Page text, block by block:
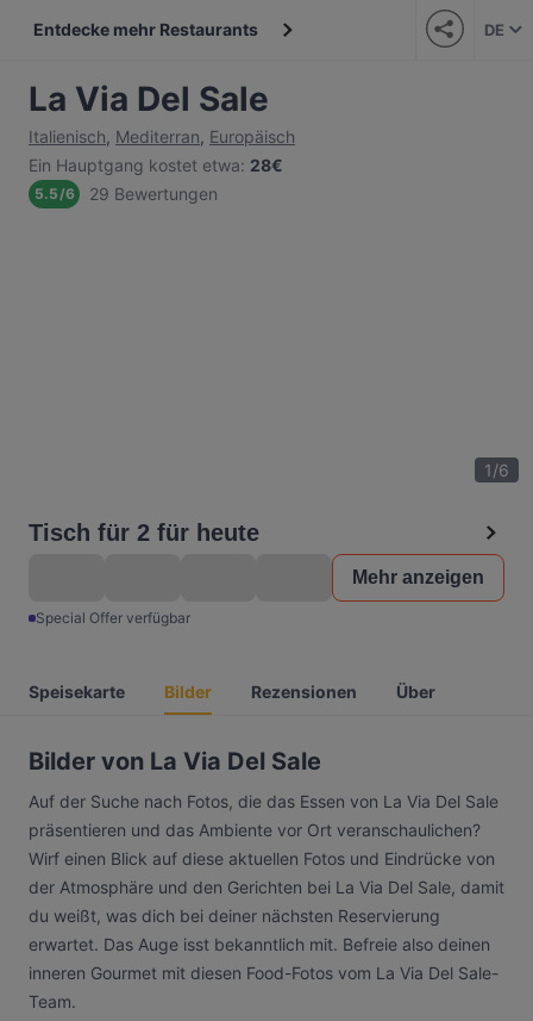
Entdecke mehr Restaurants DE
La Via Del Sale
Italienisch, Mediterran, Europäisch
Ein Hauptgang kostet etwa: 28€
5.5/6 29 Bewertungen
1/6
Tisch für 2 für heute
Mehr anzeigen
Special Offer verfügbar
Speisekarte Bilder Rezensionen Über
Bilder von La Via Del Sale
Auf der Suche nach Fotos, die das Essen von La Via Del Sale
präsentieren und das Ambiente vor Ort veranschaulichen?
Wirf einen Blick auf diese aktuellen Fotos und Eindrücke von
der Atmosphäre und den Gerichten bei La Via Del Sale, damit
du weißt, was dich bei deiner nächsten Reservierung
erwartet. Das Auge isst bekanntlich mit. Befreie also deinen
inneren Gourmet mit diesen Food-Fotos vom La Via Del Sale-
Team.